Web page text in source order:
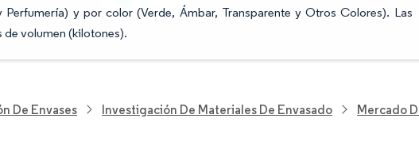
y por color (Verde, Ámbar, Transparente y Otros Colores). Las
volumen (kilotones).
De Envases Investigación De Materiales De Envasado Mercado